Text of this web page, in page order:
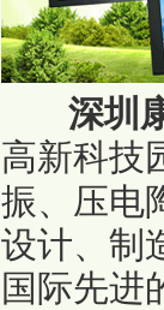
深圳
高新科技
振、压电
设计、制
国际先进